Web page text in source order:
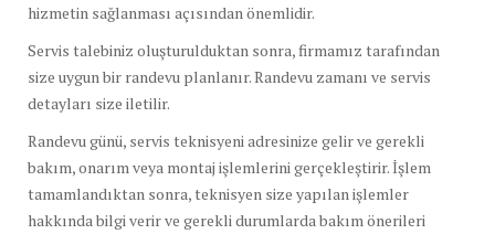
hizmetin sağlanması açısından önemlidir.
Servis talebiniz oluşturulduktan sonra, firmamız tarafından
size uygun bir randevu planlanır. Randevu zamanı ve servis
detayları size iletilir.
Randevu günü, servis teknisyeni adresinize gelir ve gerekli
bakım, onarım veya montaj işlemlerini gerçekleştirir. İşlem
tamamlandıktan sonra, teknisyen size yapılan işlemler
hakkında bilgi verir ve gerekli durumlarda bakım önerileri